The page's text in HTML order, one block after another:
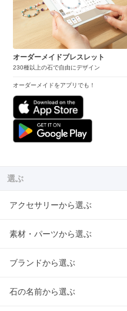
オーダーメイドブレスレット
230種以上の石で自由にデザイン
オーダーメイドをアプリでも！
選ぶ
アクセサリーから選ぶ
素材・パーツから選ぶ
ブランドから選ぶ
石の名前から選ぶ